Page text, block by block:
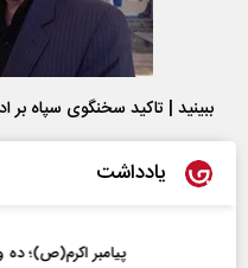
ببینید | تاکید سخنگوی سپاه بر
یادداشت
پیامبر اکرم(ص)؛ ده